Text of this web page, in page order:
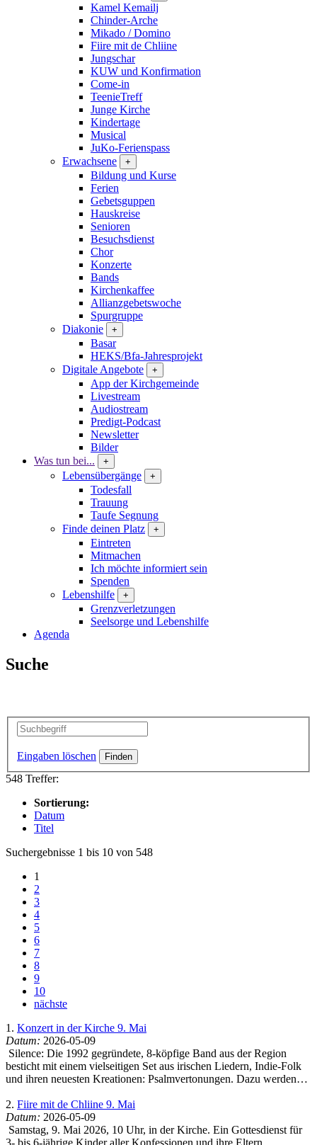
Kamel Kemailj
Chinder-Arche
Mikado / Domino
Fiire mit de Chliine
Jungschar
KUW und Konfirmation
Come-in
TeenieTreff
Junge Kirche
Kindertage
Musical
JuKo-Ferienspass
Erwachsene
+
Bildung und Kurse
Ferien
Gebetsguppen
Hauskreise
Senioren
Besuchsdienst
Chor
Konzerte
Bands
Kirchenkaffee
Allianzgebetswoche
Spurgruppe
Diakonie
+
Basar
HEKS/Bfa-Jahresprojekt
Digitale Angebote
+
App der Kirchgemeinde
Livestream
Audiostream
Predigt-Podcast
Newsletter
Bilder
Was tun bei...
+
Lebensübergänge +
Todesfall
Trauung
Taufe Segnung
Finde deinen Platz
+
Eintreten
Mitmachen
Ich möchte informiert sein
Spenden
Lebenshilfe
+
Grenzverletzungen
Seelsorge und Lebenshilfe
Agenda
Suche
Eingaben löschen
548 Treffer:
Sortierung:
Datum
Titel
Suchergebnisse 1 bis 10 von 548
1
2
3
4
5
6
7
8
9
10
nächste
1. Konzert in der Kirche 9. Mai
Datum: 2026-05-09
Silence: Die 1992 gegründete, 8-köpfige Band aus der Region
besticht mit einem vielseitigen Set aus irischen Liedern, Indie-Folk
und ihren neuesten Kreationen: Psalmvertonungen. Dazu werden…
2. Fiire mit de Chliine 9. Mai
Datum: 2026-05-09
Samstag, 9. Mai 2026, 10 Uhr, in der Kirche. Ein Gottesdienst für